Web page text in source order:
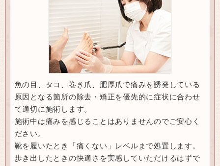
魚の目、タコ、巻き爪、肥厚爪で痛みを誘発している
原因となる箇所の除去・矯正を優先的に症状に合わせ
て適切に施術します。
施術中は痛みを感じることはありませんのでご安心く
ださい。
靴を履いたとき「痛くない」レベルまで処置します。
歩き出したときの快適さを実感していただけるはずで